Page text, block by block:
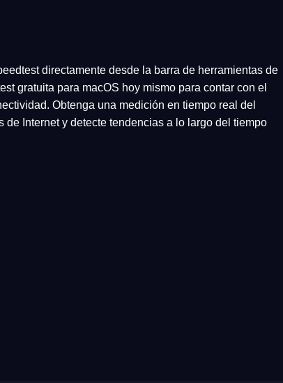
directamente desde la barra de herramientas de
gratuita para macOS hoy mismo para contar con el
Obtenga una medición en tiempo real del
Internet y detecte tendencias a lo largo del tiempo